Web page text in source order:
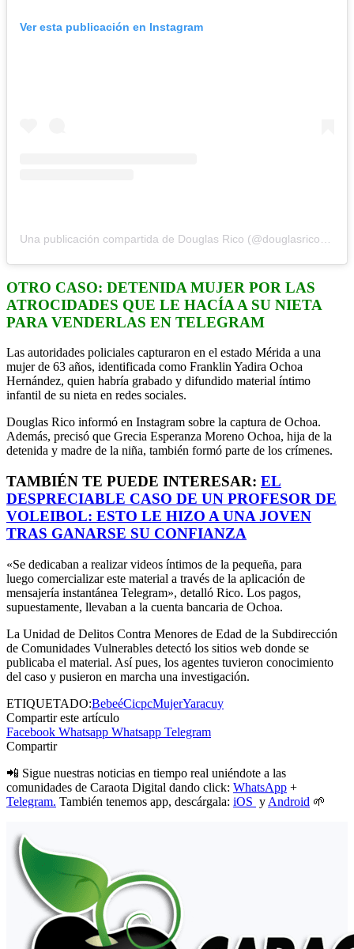
Ver esta publicación en Instagram
OTRO CASO: DETENIDA MUJER POR LAS
ATROCIDADES QUE LE HACÍA A SU NIETA
PARA VENDERLAS EN TELEGRAM
Las autoridades policiales capturaron en el estado Mérida a una
mujer de 63 años, identificada como Franklin Yadira Ochoa
Hernández, quien habría grabado y difundido material íntimo
infantil de su nieta en redes sociales.
Douglas Rico informó en Instagram sobre la captura de Ochoa.
Además, precisó que Grecia Esperanza Moreno Ochoa, hija de la
detenida y madre de la niña, también formó parte de los crímenes.
TAMBIÉN TE PUEDE INTERESAR: EL
DESPRECIABLE CASO DE UN PROFESOR DE
VOLEIBOL: ESTO LE HIZO A UNA JOVEN
TRAS GANARSE SU CONFIANZA
«Se dedicaban a realizar videos íntimos de la pequeña, para
luego comercializar este material a través de la aplicación de
mensajería instantánea Telegram», detalló Rico. Los pagos,
supuestamente, llevaban a la cuenta bancaria de Ochoa.
La Unidad de Delitos Contra Menores de Edad de la Subdirección
de Comunidades Vulnerables detectó los sitios web donde se
publicaba el material. Así pues, los agentes tuvieron conocimiento
del caso y pusieron en marcha una investigación.
ETIQUETADO:BebeéCicpcMujerYaracuy
Compartir este artículo
Facebook Whatsapp Whatsapp Telegram
Compartir
📲 Sigue nuestras noticias en tiempo real uniéndote a las
comunidades de Caraota Digital dando click: WhatsApp +
Telegram. También tenemos app, descárgala: iOS y Android 🌱